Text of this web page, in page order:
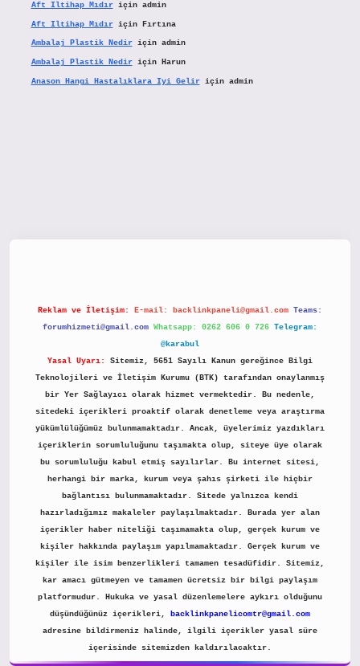
Aft Iltihap Mıdıriçin admin
Aft Iltihap Mıdıriçin Fırtına
Ambalaj Plastik Nediriçin admin
Ambalaj Plastik Nediriçin Harun
Anason Hangi Hastalıklara Iyi Geliriçin admin
Reklam ve İletişim: E-mail: backlinkpaneli@gmail.com Teams:
forumhizmeti@gmail.com Whatsapp: 0262 606 0 726 Telegram:
@karabul
Yasal Uyarı:
Sitemiz, 5651 Sayılı Kanun gereğince Bilgi
Teknolojileri ve İletişim Kurumu (BTK) tarafından onaylanmış
bir Yer Sağlayıcı olarak hizmet vermektedir. Bu nedenle,
sitedeki içerikleri proaktif olarak denetleme veya araştırma
yükümlülüğümüz bulunmamaktadır. Ancak, üyelerimiz yazdıkları
içeriklerin sorumluluğunu taşımakta olup, siteye üye olarak
bu sorumluluğu kabul etmiş sayılırlar. Bu internet sitesi,
herhangi bir marka, kurum veya şahıs şirketi ile hiçbir
bağlantısı bulunmamaktadır. Sitede yalnızca kendi
hazırladığımız makaleler paylaşılmaktadır. Burada yer alan
içerikler haber niteliği taşımamakta olup, gerçek kurum ve
kişiler hakkında paylaşım yapılmamaktadır. Gerçek kurum ve
kişiler ile isim benzerlikleri tamamen tesadüfidir. Sitemiz,
kar amacı gütmeyen ve tamamen ücretsiz bir bilgi paylaşım
platformudur. Hukuka ve yasal düzenlemelere aykırı olduğunu
düşündüğünüz içerikleri,
backlinkpanelicomtr@gmail.com
adresine bildirmeniz halinde, ilgili içerikler yasal süre
içerisinde sitemizden kaldırılacaktır.